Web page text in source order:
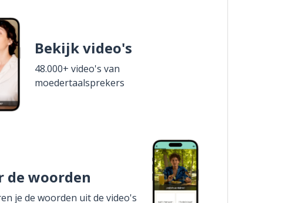
Bekijk video's
48.000+ video's van
moedertaalsprekers
de woorden
je de woorden uit de video's